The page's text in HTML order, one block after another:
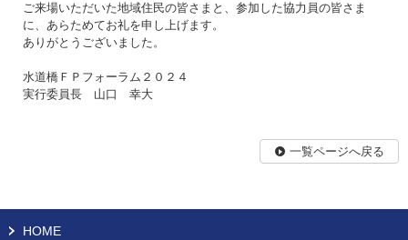
ご来場いただいた地域住民の皆さまと、参加した協力員の皆さま
に、あらためてお礼を申し上げます。
ありがとうございました。
水道橋ＦＰフォーラム２０２４
実行委員長 山口 幸大
一覧ページへ戻る
HOME